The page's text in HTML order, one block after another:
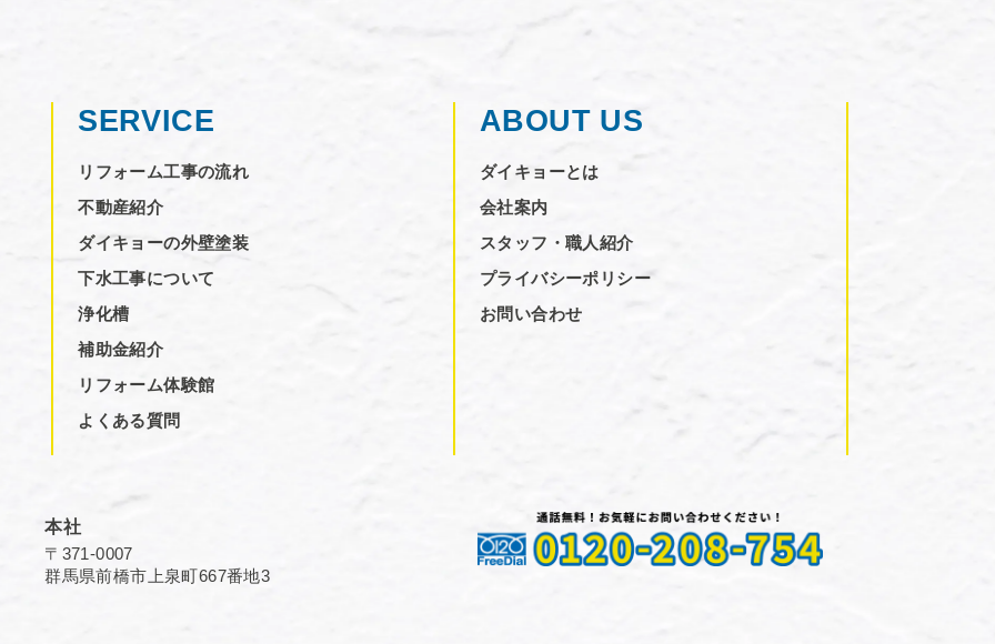
SERVICE
リフォーム工事の流れ
不動産紹介
ダイキョーの外壁塗装
下水工事について
浄化槽
補助金紹介
リフォーム体験館
よくある質問
ABOUT US
ダイキョーとは
会社案内
スタッフ・職人紹介
プライバシーポリシー
お問い合わせ
本社
〒371-0007
群馬県前橋市上泉町667番地3